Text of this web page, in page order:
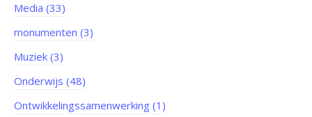
Media (33)
monumenten (3)
Muziek (3)
Onderwijs (48)
Ontwikkelingssamenwerking (1)